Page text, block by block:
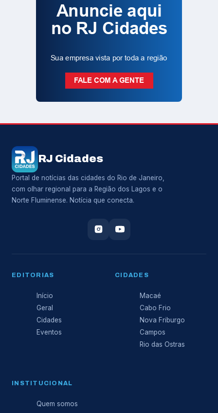
RJ Cidades
Portal de notícias das cidades do Rio de Janeiro,
com olhar regional para a Região dos Lagos e o
Norte Fluminense. Notícia que conecta.
EDITORIAS
Início
Geral
Cidades
Eventos
CIDADES
Macaé
Cabo Frio
Nova Friburgo
Campos
Rio das Ostras
INSTITUCIONAL
Quem somos